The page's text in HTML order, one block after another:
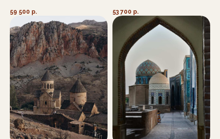
59 500 р. 53 700 р.